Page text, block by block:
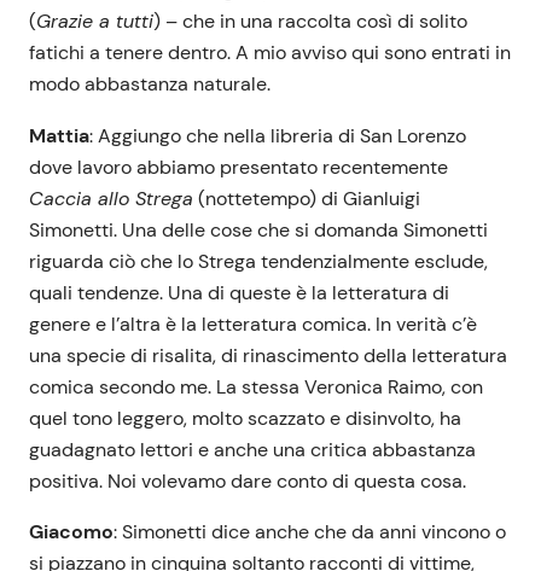
(Grazie a tutti) – che in una raccolta così di solito
fatichi a tenere dentro. A mio avviso qui sono entrati in
modo abbastanza naturale.
Mattia: Aggiungo che nella libreria di San Lorenzo
dove lavoro abbiamo presentato recentemente
Caccia allo Strega (nottetempo) di Gianluigi
Simonetti. Una delle cose che si domanda Simonetti
riguarda ciò che lo Strega tendenzialmente esclude,
quali tendenze. Una di queste è la letteratura di
genere e l’altra è la letteratura comica. In verità c’è
una specie di risalita, di rinascimento della letteratura
comica secondo me. La stessa Veronica Raimo, con
quel tono leggero, molto scazzato e disinvolto, ha
guadagnato lettori e anche una critica abbastanza
positiva. Noi volevamo dare conto di questa cosa.
Giacomo: Simonetti dice anche che da anni vincono o
si piazzano in cinquina soltanto racconti di vittime,